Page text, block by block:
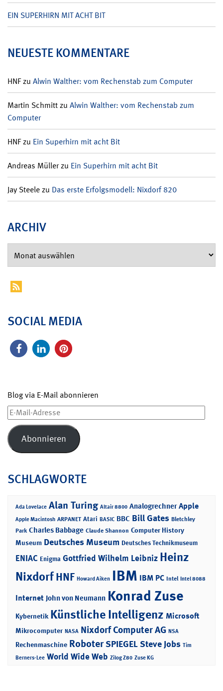
EIN SUPERHIRN MIT ACHT BIT
NEUESTE KOMMENTARE
HNFzu Alwin Walther: vom Rechenstab zum Computer
Martin Schmittzu Alwin Walther: vom Rechenstab zum
Computer
HNFzu Ein Superhirn mit acht Bit
Andreas Müllerzu Ein Superhirn mit acht Bit
Jay Steelezu Das erste Erfolgsmodell: Nixdorf 820
ARCHIV
SOCIAL MEDIA
Blog via E-Mail abonnieren
E-
Mail-
Adresse
Abonnieren
SCHLAGWORTE
Ada Lovelace Alan Turing Altair 8800 Analogrechner Apple
Apple Macintosh ARPANET Atari BASIC BBC Bill Gates Bletchley
Park Charles Babbage Claude Shannon Computer History
Museum Deutsches Museum Deutsches Technikmuseum
ENIAC Enigma Gottfried Wilhelm Leibniz Heinz
NixdorfHNF Howard Aiken IBM IBM PC Intel Intel 8088
Internet John von Neumann Konrad Zuse
Kybernetik Künstliche Intelligenz Microsoft
Mikrocomputer NASA Nixdorf Computer AG NSA
Rechenmaschine RoboterSPIEGELSteve Jobs Tim
Berners-Lee World Wide Web Zilog Z80 Zuse KG